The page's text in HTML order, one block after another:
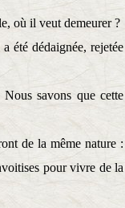
où il veut demeurer ?
été dédaignée, rejetée
savons que cette
de la même nature :
pour vivre de la